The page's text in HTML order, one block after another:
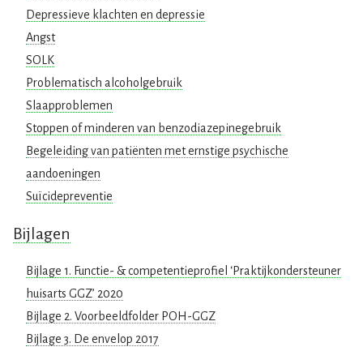
Depressieve klachten en depressie
Angst
SOLK
Problematisch alcoholgebruik
Slaapproblemen
Stoppen of minderen van benzodiazepinegebruik
Begeleiding van patiënten met ernstige psychische
aandoeningen
Suïcidepreventie
Bijlagen
Bijlage 1. Functie- & competentieprofiel ‘Praktijkondersteuner
huisarts GGZ’ 2020
Bijlage 2. Voorbeeldfolder POH-GGZ
Bijlage 3. De envelop 2017